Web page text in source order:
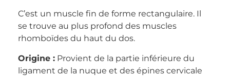
C’est un muscle fin de forme rectangulaire. Il
se trouve au plus profond des muscles
rhomboïdes du haut du dos.
Origine : Provient de la partie inférieure du
ligament de la nuque et des épines cervicale